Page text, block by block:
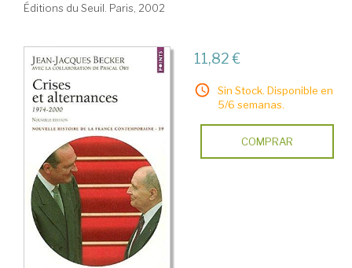
Éditions du Seuil. Paris, 2002
11,82 €
Sin Stock. Disponible en
5/6 semanas.
COMPRAR